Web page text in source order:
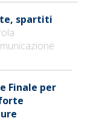
spartiti
Finale per